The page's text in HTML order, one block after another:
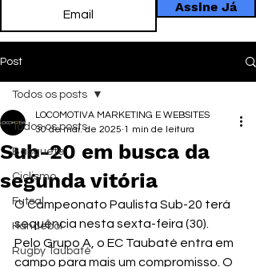
Assine Já
Post
Todos os posts
Basquete
Ciclismo
Futsal
Handebol
Rugby Taubaté
Todos os posts
Sub-20 em busca da
segunda vitória
LOCOMOTIVA MARKETING E WEBSITES
30 de mai. de 2025 1 min de leitura
O Campeonato Paulista Sub-20 terá
sequência nesta sexta-feira (30).
Pelo Grupo A, o EC Taubaté entra em
campo para mais um compromisso. O